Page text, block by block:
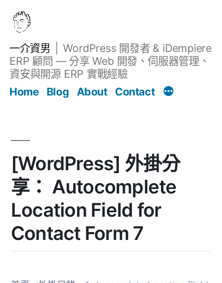
一介資男
WordPress 開發者 & iDempiere
ERP 顧問 — 分享 Web 開發、伺服器管理、
資安與開源 ERP 實戰經驗
Home
Blog About Contact
[WordPress] 外掛分
享： Autocomplete
Location Field for
Contact Form 7
文章